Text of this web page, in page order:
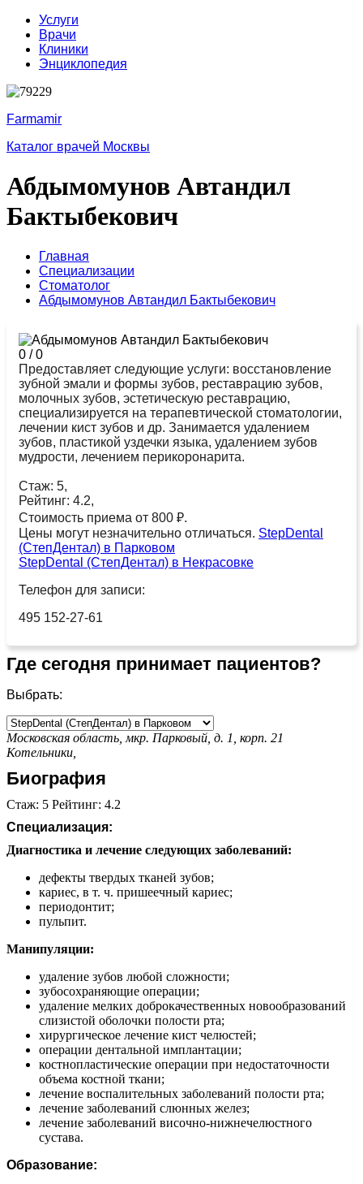
Услуги
Врачи
Клиники
Энциклопедия
Farmamir
Каталог врачей Москвы
Абдымомунов Автандил
Бактыбекович
Главная
Специализации
Стоматолог
Абдымомунов Автандил Бактыбекович
0 /0
Предоставляет следующие услуги: восстановление
зубной эмали и формы зубов, реставрацию зубов,
молочных зубов, эстетическую реставрацию,
специализируется на терапевтической стоматологии,
лечении кист зубов и др. Занимается удалением
зубов, пластикой уздечки языка, удалением зубов
мудрости, лечением перикоронарита.
Стаж: 5,
Рейтинг: 4.2,
Стоимость приема от 800 ₽.
Цены могут незначительно отличаться. StepDental
(СтепДентал) в Парковом
StepDental (СтепДентал) в Некрасовке
Телефон для записи:
495 152-27-61
Где сегодня принимает пациентов?
Выбрать:
Московская область, мкр. Парковый, д. 1, корп. 21
Котельники,
Биография
Стаж: 5 Рейтинг: 4.2
Специализация:
Диагностика и лечение следующих заболеваний:
дефекты твердых тканей зубов;
кариес, в т. ч. пришеечный кариес;
периодонтит;
пульпит.
Манипуляции:
удаление зубов любой сложности;
зубосохраняющие операции;
удаление мелких доброкачественных новообразований
слизистой оболочки полости рта;
хирургическое лечение кист челюстей;
операции дентальной имплантации;
костнопластические операции при недостаточности
объема костной ткани;
лечение воспалительных заболеваний полости рта;
лечение заболеваний слюнных желез;
лечение заболеваний височно-нижнечелюстного
сустава.
Образование: